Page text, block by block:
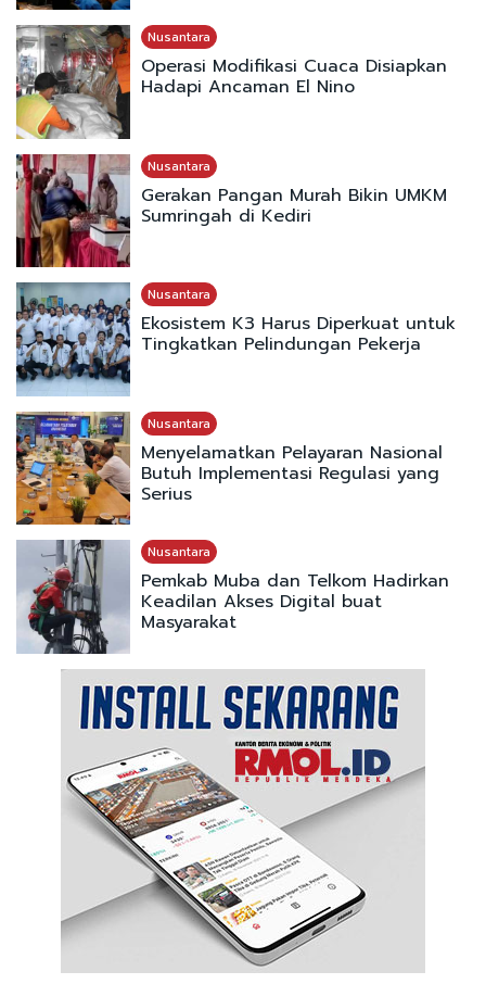
Nusantara
Operasi Modifikasi Cuaca Disiapkan
Hadapi Ancaman El Nino
Nusantara
Gerakan Pangan Murah Bikin UMKM
Sumringah di Kediri
Nusantara
Ekosistem K3 Harus Diperkuat untuk
Tingkatkan Pelindungan Pekerja
Nusantara
Menyelamatkan Pelayaran Nasional
Butuh Implementasi Regulasi yang
Serius
Nusantara
Pemkab Muba dan Telkom Hadirkan
Keadilan Akses Digital buat
Masyarakat